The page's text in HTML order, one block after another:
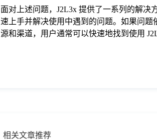
面对上述问题，J2L3x 提供了一系列的解
速上手并解决使用中遇到的问题。如果问
源和渠道，用户通常可以快速地找到使用
相关文章推荐